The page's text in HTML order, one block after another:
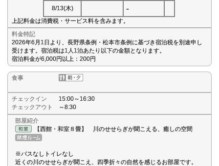
8/13(木) -
上記料金は消費税・サービス料を含みます。
料金特記
2026年6月1日より、長野県条例・松本市条例に基づき宿泊税を別途申し
受けます。宿泊税は1人1泊あたり以下の金額となります。
宿泊料金が6,000円以上：200円
食事
チェックイン
15:00～16:30
チェックアウト
～8:30
部屋紹介
【西館・和室８畳】 川のせせらぎが聞こえる、癒しの空間
※バスなしトイレなし
近くの川のせせらぎが聞こえ、四季折々の自然を感じるお部屋です。